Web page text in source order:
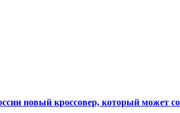
новый кроссовер, который может